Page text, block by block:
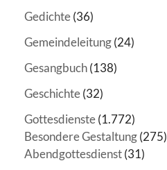
Gedichte(36)
Gemeindeleitung(24)
Gesangbuch(138)
Geschichte(32)
Gottesdienste(1.772)
Besondere Gestaltung(275)
Abendgottesdienst(31)